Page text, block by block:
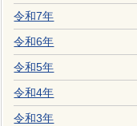
令和7年
令和6年
令和5年
令和4年
令和3年